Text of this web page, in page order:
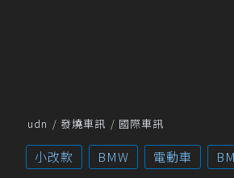
udn 發燒車訊 國際車訊
小改款 BMW 電動車